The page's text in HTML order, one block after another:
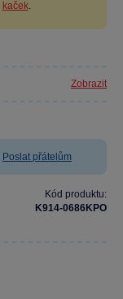
kaček.
Zobrazit
Poslat přátelům
Kód produktu:
K914-0686KPO